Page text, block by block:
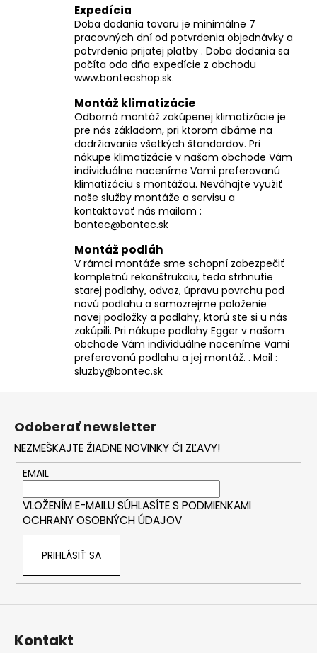
Expedícia
Doba dodania tovaru je minimálne 7
pracovných dní od potvrdenia objednávky a
potvrdenia prijatej platby . Doba dodania sa
počíta odo dňa expedície z obchodu
www.bontecshop.sk.
Montáž klimatizácie
Odborná montáž zakúpenej klimatizácie je
pre nás základom, pri ktorom dbáme na
dodržiavanie všetkých štandardov. Pri
nákupe klimatizácie v našom obchode Vám
individuálne naceníme Vami preferovanú
klimatizáciu s montážou. Neváhajte využiť
naše služby montáže a servisu a
kontaktovať nás mailom :
bontec@bontec.sk
Montáž podláh
V rámci montáže sme schopní zabezpečiť
kompletnú rekonštrukciu, teda strhnutie
starej podlahy, odvoz, úpravu povrchu pod
novú podlahu a samozrejme položenie
novej podložky a podlahy, ktorú ste si u nás
zakúpili. Pri nákupe podlahy Egger v našom
obchode Vám individuálne naceníme Vami
preferovanú podlahu a jej montáž. . Mail :
sluzby@bontec.sk
Z
Odoberať newsletter
NEZMEŠKAJTE ŽIADNE NOVINKY ČI ZĽAVY!
EMAIL
VLOŽENÍM E-MAILU SÚHLASÍTE S PODMIENKAMI
OCHRANY OSOBNÝCH ÚDAJOV
PRIHLÁSIŤ SA
Kontakt